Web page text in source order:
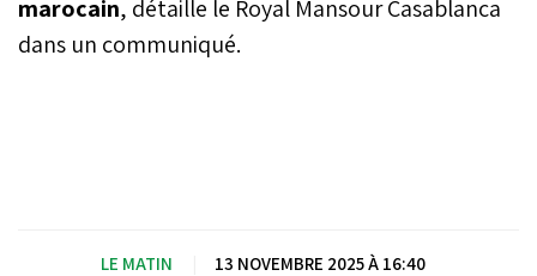
marocain, détaille le Royal Mansour Casablanca
dans un communiqué.
LE MATIN 13 NOVEMBRE 2025 À 16:40